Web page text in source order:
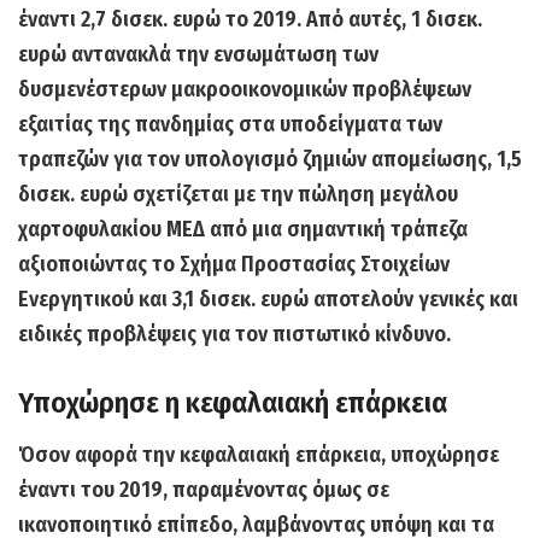
έναντι 2,7 δισεκ. ευρώ το 2019. Από αυτές, 1 δισεκ.
ευρώ αντανακλά την ενσωμάτωση των
δυσμενέστερων μακροοικονομικών προβλέψεων
εξαιτίας της πανδημίας στα υποδείγματα των
τραπεζών για τον υπολογισμό ζημιών απομείωσης, 1,5
δισεκ. ευρώ σχετίζεται με την πώληση μεγάλου
χαρτοφυλακίου ΜΕΔ από μια σημαντική τράπεζα
αξιοποιώντας το Σχήμα Προστασίας Στοιχείων
Ενεργητικού και 3,1 δισεκ. ευρώ αποτελούν γενικές και
ειδικές προβλέψεις για τον πιστωτικό κίνδυνο.
Υποχώρησε η κεφαλαιακή επάρκεια
Όσον αφοράτην κεφαλαιακή επάρκεια, υποχώρησε
έναντι του 2019,παραμένοντας όμως σε
ικανοποιητικό επίπεδο, λαμβάνοντας υπόψη και τα